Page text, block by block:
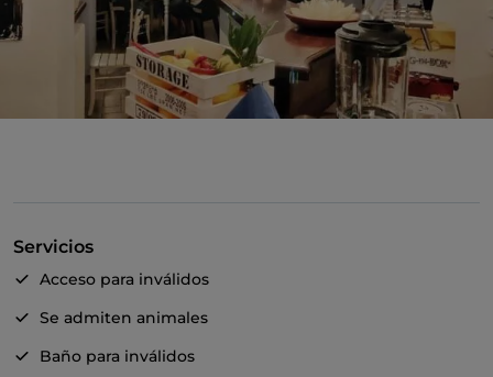
Servicios
Acceso para inválidos
Se admiten animales
Baño para inválidos